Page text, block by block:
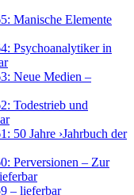
Manische Elemente
Psychoanalytiker in
Neue Medien –
Todestrieb und
50 Jahre ›Jahrbuch der
Perversionen – Zur
– lieferbar